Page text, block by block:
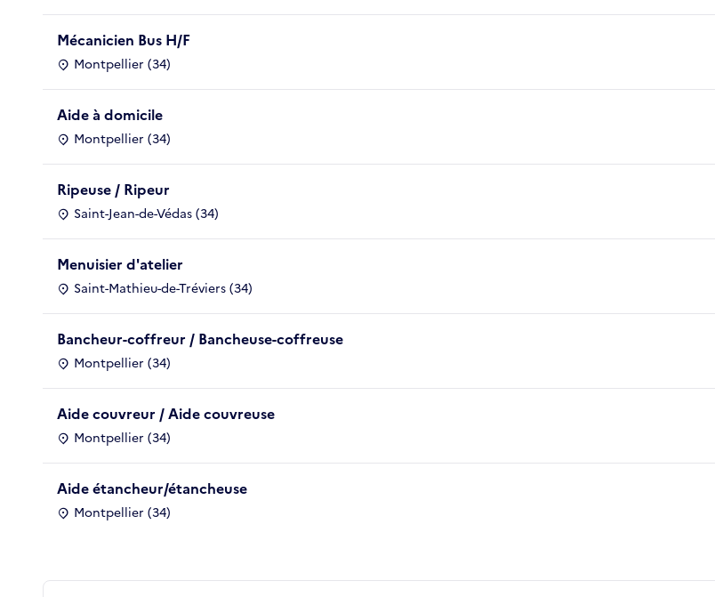
Mécanicien Bus H/F
Montpellier (34)
Aide à domicile
Montpellier (34)
Ripeuse / Ripeur
Saint-Jean-de-Védas (34)
Menuisier d'atelier
Saint-Mathieu-de-Tréviers (34)
Bancheur-coffreur / Bancheuse-coffreuse
Montpellier (34)
Aide couvreur / Aide couvreuse
Montpellier (34)
Aide étancheur/étancheuse
Montpellier (34)